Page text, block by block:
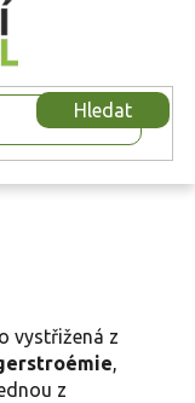
Hledat
vystřižená z
z